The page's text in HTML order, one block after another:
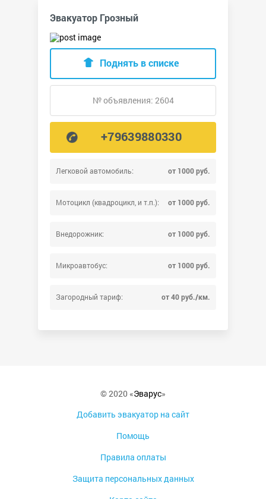
Эвакуатор Грозный
Легковой автомобиль: от 1000 руб.
Мотоцикл (квадроцикл, и т.п.): от 1000 руб.
Внедорожник: от 1000 руб.
Микроавтобус: от 1000 руб.
Загородный тариф: от 40 руб./км.
Поднять в списке
№ объявления: 2604
+79639880330
© 2020 «Эварус»
Добавить эвакуатор на сайт
Помощь
Правила оплаты
Защита персональных данных